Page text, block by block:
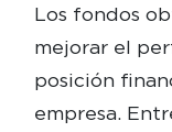
Los fondos
mejorar el
posición
empresa.